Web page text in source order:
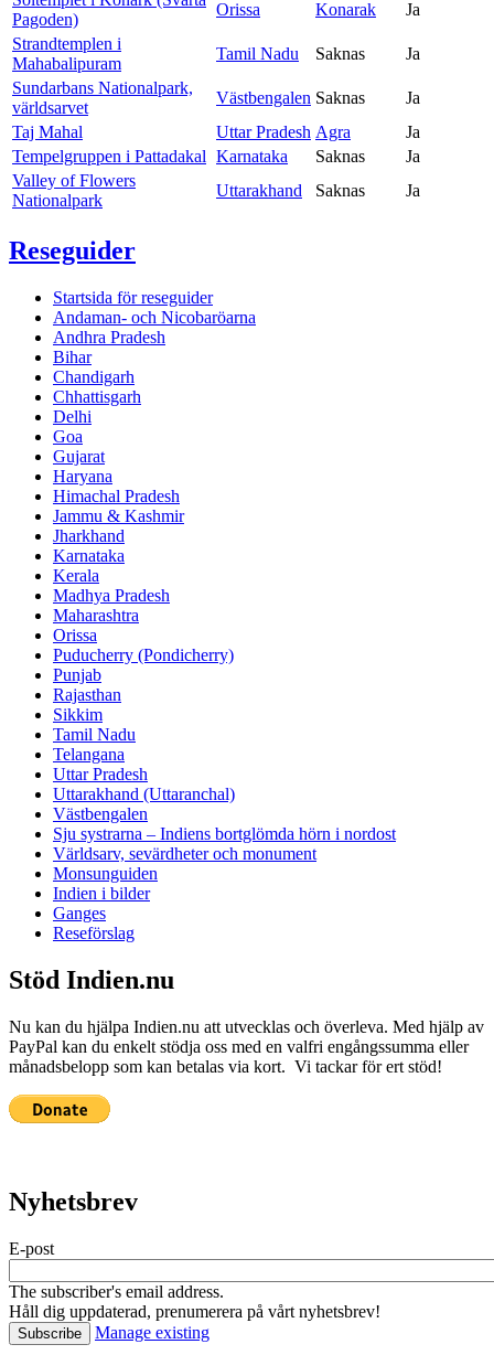
Pagoden)
Orissa Konarak
Ja
Strandtemplen i
Mahabalipuram
Tamil Nadu Saknas
Ja
Sundarbans Nationalpark,
världsarvet
Västbengalen Saknas
Ja
Taj Mahal
Uttar Pradesh Agra
Ja
Tempelgruppen i Pattadakal Karnataka Saknas
Ja
Valley of Flowers
Nationalpark
Uttarakhand Saknas Ja
Reseguider
Startsida för reseguider
Andaman- och Nicobaröarna
Andhra Pradesh
Bihar
Chandigarh
Chhattisgarh
Delhi
Goa
Gujarat
Haryana
Himachal Pradesh
Jammu & Kashmir
Jharkhand
Karnataka
Kerala
Madhya Pradesh
Maharashtra
Orissa
Puducherry (Pondicherry)
Punjab
Rajasthan
Sikkim
Tamil Nadu
Telangana
Uttar Pradesh
Uttarakhand (Uttaranchal)
Västbengalen
Sju systrarna – Indiens bortglömda hörn i nordost
Världsarv, sevärdheter och monument
Monsunguiden
Indien i bilder
Ganges
Reseförslag
Stöd Indien.nu
Nu kan du hjälpa Indien.nu att utvecklas och överleva. Med hjälp av
PayPal kan du enkelt stödja oss med en valfri engångssumma eller
månadsbelopp som kan betalas via kort. Vi tackar för ert stöd!
Nyhetsbrev
E-post
The subscriber's email address.
Håll dig uppdaterad, prenumerera på vårt nyhetsbrev!
Manage existing